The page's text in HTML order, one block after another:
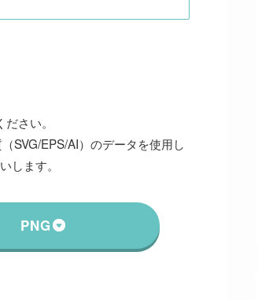
さい。
SVG/EPS/AI）のデータを使用し
します。
PNG